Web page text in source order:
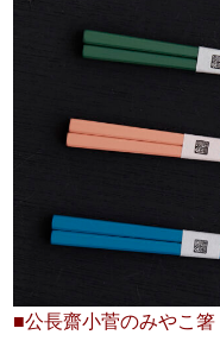
■公長齋小菅のみやこ箸